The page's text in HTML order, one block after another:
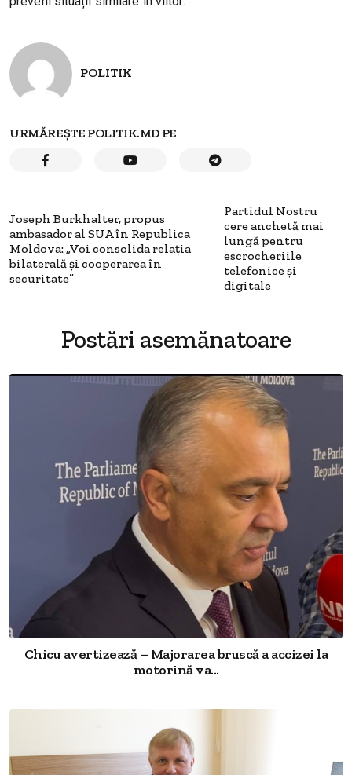
POLITIK
URMĂREȘTE POLITIK.MD PE
Joseph Burkhalter, propus
ambasador al SUA în Republica
Moldova: „Voi consolida relația
bilaterală și cooperarea în
securitate”
Partidul Nostru
cere anchetă mai
lungă pentru
escrocheriile
telefonice și
digitale
Postări asemănatoare
Chicu avertizează – Majorarea bruscă a accizei la
motorină va...